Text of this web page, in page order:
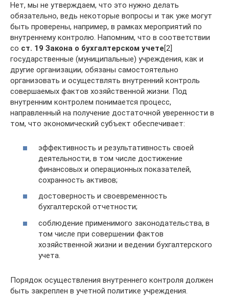
Нет, мы не утверждаем, что это нужно делать
обязательно, ведь некоторые вопросы и так уже могут
быть проверены, например, в рамках мероприятий по
внутреннему контролю. Напомним, что в соответствии
со ст. 19 Закона о бухгалтерском учете[2]
государственные (муниципальные) учреждения, как и
другие организации, обязаны самостоятельно
организовать и осуществлять внутренний контроль
совершаемых фактов хозяйственной жизни. Под
внутренним контролем понимается процесс,
направленный на получение достаточной уверенности в
том, что экономический субъект обеспечивает:
эффективность и результативность своей
деятельности, в том числе достижение
финансовых и операционных показателей,
сохранность активов;
достоверность и своевременность
бухгалтерской отчетности;
соблюдение применимого законодательства, в
том числе при совершении фактов
хозяйственной жизни и ведении бухгалтерского
учета.
Порядок осуществления внутреннего контроля должен
быть закреплен в учетной политике учреждения.